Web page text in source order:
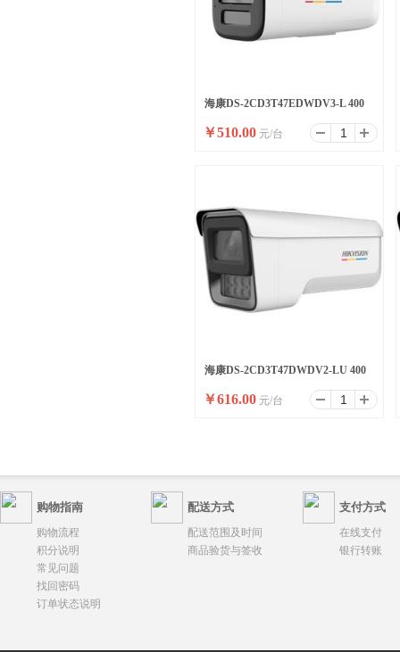
海康DS-2CD3T47EDWDV3-L 400
万臻全彩摄像机
￥510.00 元/台
海康DS-2CD3T47DWDV2-LU 400
万臻全彩摄像机
￥616.00 元/台
购物指南 配送方式 支付方式
购物流程
积分说明
常见问题
找回密码
订单状态说明
配送范围及时间
商品验货与签收
在线支付
银行转账